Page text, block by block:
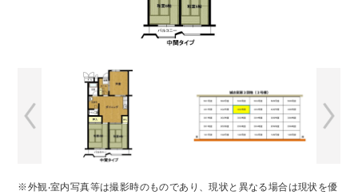
※外観‧室内写真等は撮影時のものであり、現状と異なる場合は現状を優